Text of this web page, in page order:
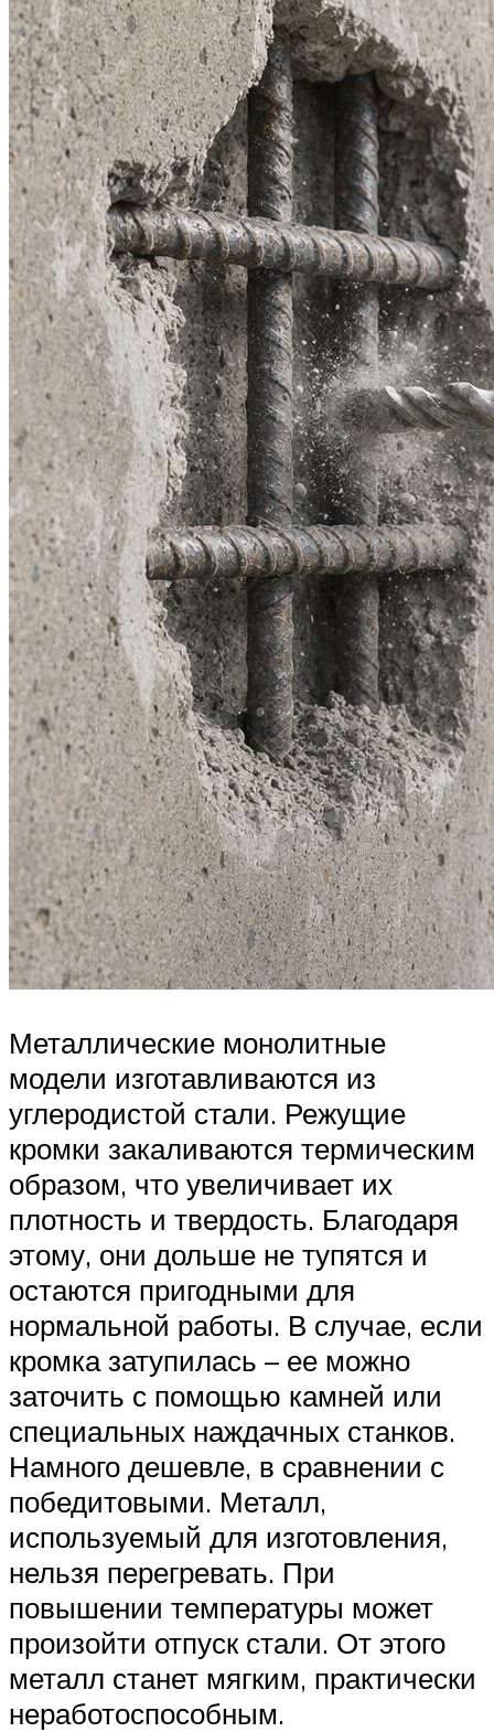
Металлические монолитные
модели изготавливаются из
углеродистой стали. Режущие
кромки закаливаются термическим
образом, что увеличивает их
плотность и твердость. Благодаря
этому, они дольше не тупятся и
остаются пригодными для
нормальной работы. В случае, если
кромка затупилась – ее можно
заточить с помощью камней или
специальных наждачных станков.
Намного дешевле, в сравнении с
победитовыми. Металл,
используемый для изготовления,
нельзя перегревать. При
повышении температуры может
произойти отпуск стали. От этого
металл станет мягким, практически
неработоспособным.